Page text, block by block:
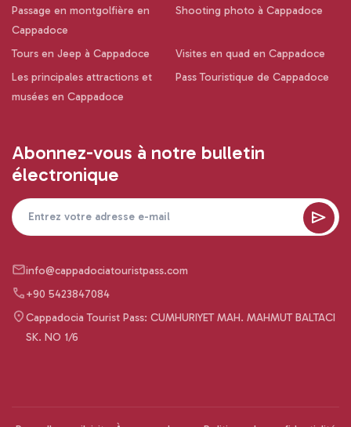
Passage en montgolfière en
Cappadoce
Shooting photo à Cappadoce
Tours en Jeep à Cappadoce
Visites en quad en Cappadoce
Les principales attractions et
musées en Cappadoce
Pass Touristique de Cappadoce
Abonnez-vous à notre bulletin
électronique
info@cappadociatouristpass.com
+90 5423847084
Cappadocia Tourist Pass: CUMHURIYET MAH. MAHMUT BALTACI
SK. NO 1/6